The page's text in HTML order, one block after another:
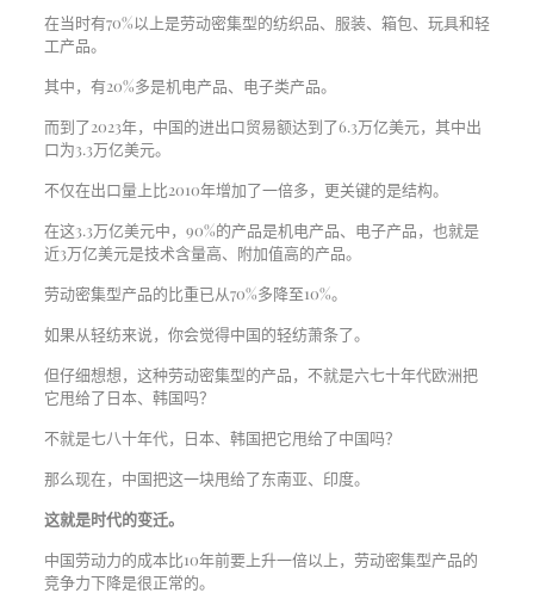
在当时有70%以上是劳动密集型的纺织品、服装、箱包、玩具和轻
工产品。
其中，有20%多是机电产品、电子类产品。
而到了2023年，中国的进出口贸易额达到了6.3万亿美元，其中出
口为3.3万亿美元。
不仅在出口量上比2010年增加了一倍多，更关键的是结构。
在这3.3万亿美元中，90%的产品是机电产品、电子产品，也就是
近3万亿美元是技术含量高、附加值高的产品。
劳动密集型产品的比重已从70%多降至10%。
如果从轻纺来说，你会觉得中国的轻纺萧条了。
但仔细想想，这种劳动密集型的产品，不就是六七十年代欧洲把
它甩给了日本、韩国吗？
不就是七八十年代，日本、韩国把它甩给了中国吗？
那么现在，中国把这一块甩给了东南亚、印度。
这就是时代的变迁。
中国劳动力的成本比10年前要上升一倍以上，劳动密集型产品的
竞争力下降是很正常的。